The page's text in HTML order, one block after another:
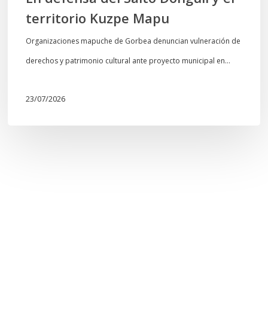
territorio Kuzpe Mapu
Organizaciones mapuche de Gorbea denuncian vulneración de
derechos y patrimonio cultural ante proyecto municipal en…
23/07/2026